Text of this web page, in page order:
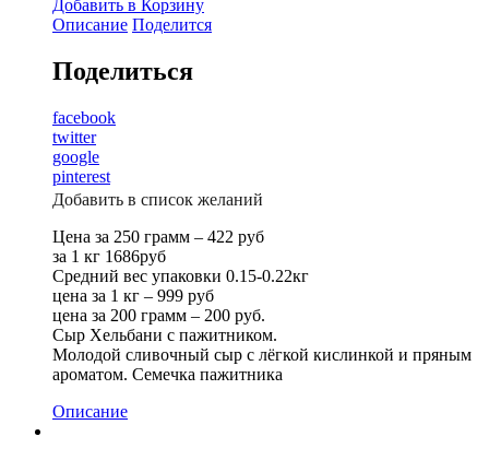
Добавить в Корзину
Описание Поделится
Поделиться
facebook
twitter
google
pinterest
Добавить в список желаний
Цена за 250 грамм – 422 руб
за 1 кг 1686руб
Средний вес упаковки 0.15-0.22кг
цена за 1 кг – 999 руб
цена за 200 грамм – 200 руб.
Сыр Хельбани с пажитником.
Молодой сливочный сыр с лёгкой кислинкой и пряным
ароматом. Семечка пажитника
Описание